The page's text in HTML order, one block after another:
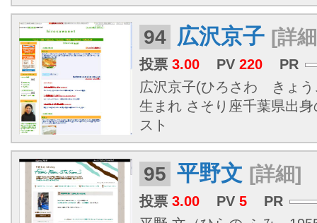
94 広沢京子 [詳
投票 3.00 PV 220
PR
広沢京子(ひろさわ きょう
生まれ さそり座千葉県出
スト
95 平野文 [詳細]
投票 3.00 PV 5
PR